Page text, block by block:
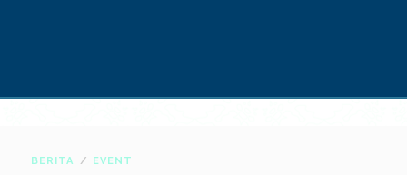
BERITA EVENT